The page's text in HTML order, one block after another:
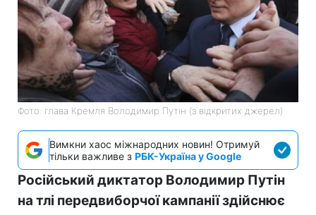
Фото: глава Кремля Володимир Путін (з відкритих джерел)
Вимкни хаос міжнародних новин! Отримуй
тільки важливе з РБК-Україна у Google
Російський диктатор Володимир Путін
на тлі передвиборчої кампанії здійснює